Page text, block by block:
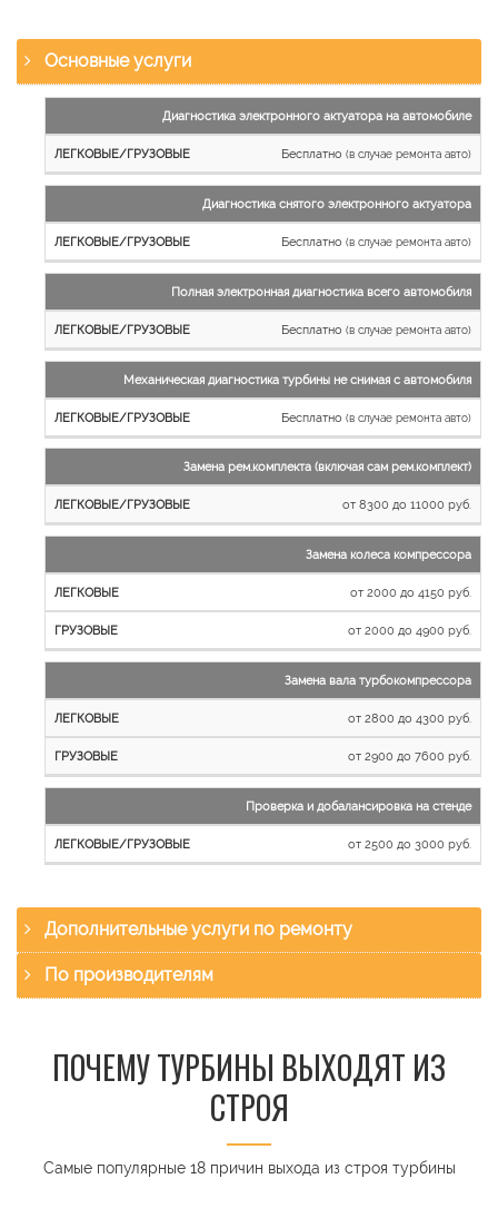
Основные услуги
работы
Легковые
и
Грузовые
автомобили
Диагностика электронного актуатора на автомобиле
Бесплатно (в случае ремонта авто)
Диагностика снятого электронного актуатора
Бесплатно (в случае ремонта авто)
Полная электронная диагностика всего автомобиля
Бесплатно (в случае ремонта авто)
Механическая диагностика турбины не снимая с автомобиля
Бесплатно (в случае ремонта авто)
Замена рем.комплекта (включая сам рем.комплект)
от 8300 до 11000 руб.
Замена колеса компрессора
от 2000 до 4150 руб.
от 2000 до 4900 руб.
Замена вала турбокомпрессора
от 2800 до 4300 руб.
от 2900 до 7600 руб.
Проверка и добалансировка на стенде
от 2500 до 3000 руб.
Дополнительные услуги по ремонту
По производителям
ПОЧЕМУ ТУРБИНЫ ВЫХОДЯТ ИЗ
СТРОЯ
Самые популярные 18 причин выхода из строя турбины